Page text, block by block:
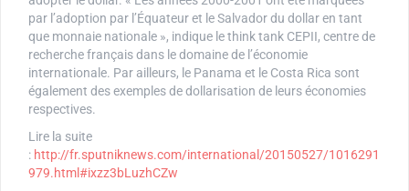
par l’adoption par l’Équateur et le Salvador du dollar en tant
que monnaie nationale », indique le think tank CEPII, centre de
recherche français dans le domaine de l’économie
internationale. Par ailleurs, le Panama et le Costa Rica sont
également des exemples de dollarisation de leurs économies
respectives.
Lire la suite
: http://fr.sputniknews.com/international/20150527/1016291
979.html#ixzz3bLuzhCZw